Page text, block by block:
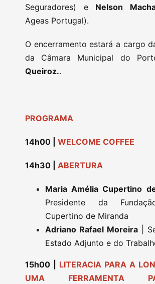
Seguradores) e Nelson
Ageas Portugal).
O encerramento estará a cargo
da Câmara Municipal do
Queiroz..
PROGRAMA
14h00 | WELCOME COFFEE
14h30 | ABERTURA
Maria Amélia Cupertino
Presidente da
Cupertino de Miranda
Adriano Rafael Moreira |
Estado Adjunto e do
15h00 | LITERACIA PARA A
UMA FERRAMENTA